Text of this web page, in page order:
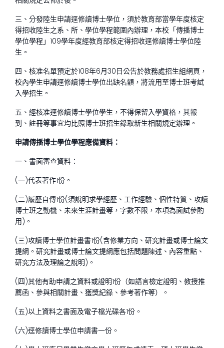
三、分發陸生申請逕修讀博士學位，須於教育部當學年度核定
得招收陸生之系、所、學位學程範圍內辦理，本校「傳播博士
學位學程」109學年度經教育部核定得招收逕修讀博士學位陸
生。
四、核准名單預定於108年6月30日公告於教務處招生組網頁，
校內學生申請逕修讀博士學位出缺名額，將流用至博士班考試
入學招生。
五、經核准逕修讀博士學位學生，不得保留入學資格，其報
到、註冊等事宜均比照博士班招生錄取新生相關規定辦理。
申請傳播博士學位學程應備資料：
一、書面審查資料：
(一)代表著作1份。
(二)履歷自傳1份(須說明求學經歷、工作經驗、個性特質、攻讀
博士班之動機、未來生涯計畫等，字數不限，本項為面試參酌
用)。
(三)攻讀博士學位計畫書1份(含修業方向、研究計畫或博士論文
提綱。研究計畫或博士論文提綱應包括問題陳述、內容重點、
研究方法及理論之說明)。
(四)其他有助申請之資料或證明1份（如語言檢定證明、教授推
薦函、參與相關計畫、獲獎紀錄、參考著作等）。
(五)以上資料之書面及電子檔光碟各1份。
(六)逕修讀博士學位申請書一份。